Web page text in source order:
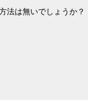
法は無いでしょうか？